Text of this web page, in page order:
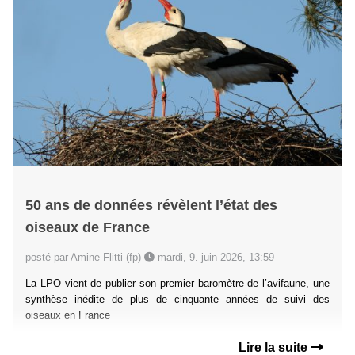
50 ans de données révèlent l’état des
oiseaux de France
posté par Amine Flitti (fp) mardi, 9. juin 2026, 13:59
La LPO vient de publier son premier baromètre de l’avifaune, une
synthèse inédite de plus de cinquante années de suivi des
oiseaux en France
Lire la suite